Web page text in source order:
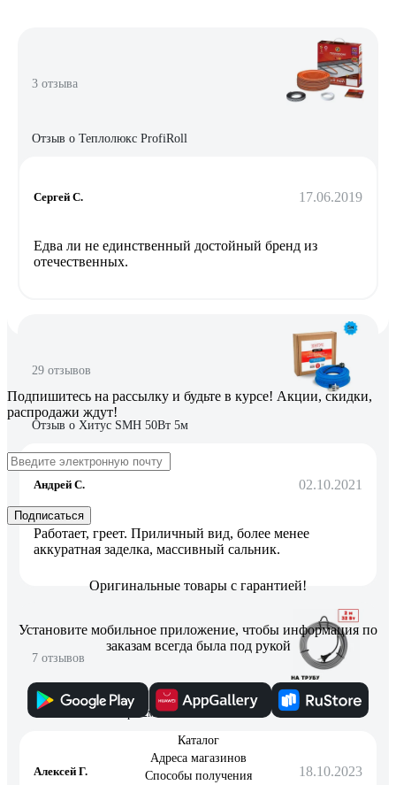
3 отзыва
Отзыв о Теплолюкс ProfiRoll
Сергей С. 17.06.2019
Едва ли не единственный достойный бренд из
отечественных.
29 отзывов
Отзыв о Хитус SMH 50Вт 5м
Андрей С. 02.10.2021
Работает, греет. Приличный вид, более менее
аккуратная заделка, массивный сальник.
7 отзывов
Отзыв о ТеплоСофт 2м 32Вт
Алексей Г. 18.10.2023
Подпишитесь на рассылку и будьте в курсе! Акции, скидки,
распродажи ждут!
Подписаться
Оригинальные товары с гарантией!
Установите мобильное приложение, чтобы информация по
заказам всегда была под рукой
Каталог
Адреса магазинов
Способы получения